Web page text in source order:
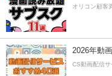
オリコン顧客
2026年動
CS動画配信